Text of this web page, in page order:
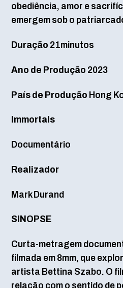
obediência, amor e
emergem sob o
Duração 21minutos
Ano de Produção 2023
País de Produção Hong
Immortals
Documentário
Realizador
Mark Durand
SINOPSE
Curta-metragem
filmada em 8mm, que
artista Bettina Szabo. O
relação com o sentido de